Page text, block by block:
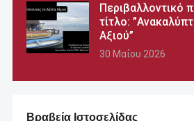
Περιβαλλοντικό
τίτλο:
Αξιού”
30 Μαΐου 2026
Βραβεία Ιστοσελίδας